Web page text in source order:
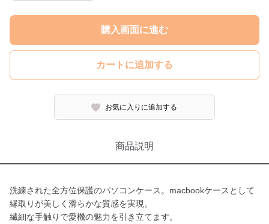
購入画面に進む
カートに追加する
お気に入りに追加する
商品説明
洗練された全方位保護のパソコンケース。macbookケースとして
縁取りが美しく滑らかな質感を実現。
繊細な手触りで愛機の魅力を引き立てます。